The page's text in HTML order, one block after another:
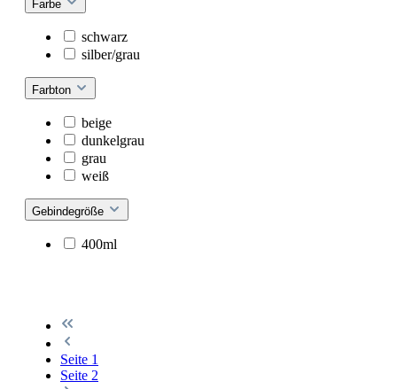
Farbe
schwarz
silber/grau
Farbton
beige
dunkelgrau
grau
weiß
Gebindegröße
400ml
Seite 1
Seite 2